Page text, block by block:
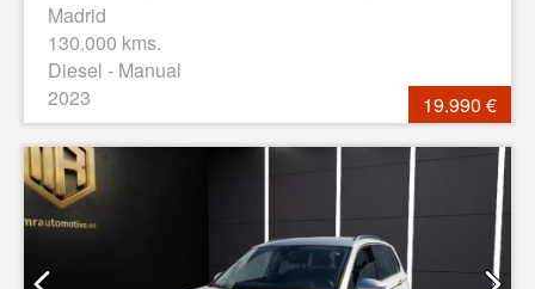
Madrid
130.000 kms.
Diesel - Manual
2023
19.990 €